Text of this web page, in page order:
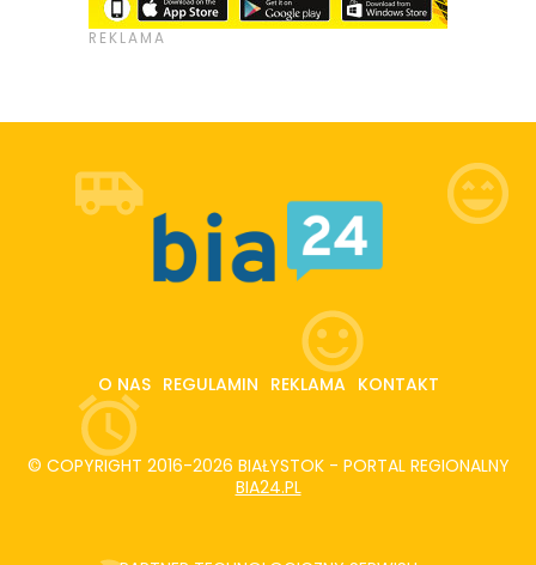
O NAS REGULAMIN REKLAMA KONTAKT
© COPYRIGHT 2016-2026 BIAŁYSTOK - PORTAL REGIONALNY
BIA24.PL